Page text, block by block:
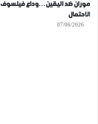
موران ضد اليقين…وداع فيلسوف
الاحتمال
07/06/2026